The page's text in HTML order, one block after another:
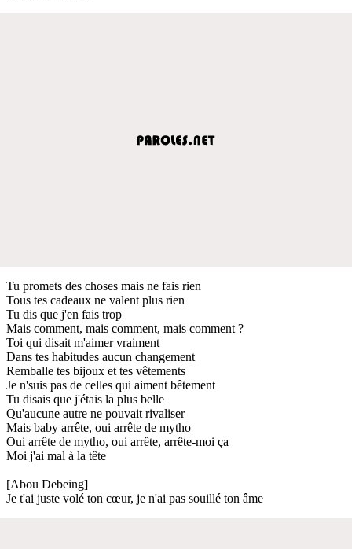
Tu promets des choses mais ne fais rien
Tous tes cadeaux ne valent plus rien
Tu dis que j'en fais trop
Mais comment, mais comment, mais comment ?
Toi qui disait m'aimer vraiment
Dans tes habitudes aucun changement
Remballe tes bijoux et tes vêtements
Je n'suis pas de celles qui aiment bêtement
Tu disais que j'étais la plus belle
Qu'aucune autre ne pouvait rivaliser
Mais baby arrête, oui arrête de mytho
Oui arrête de mytho, oui arrête, arrête-moi ça
Moi j'ai mal à la tête
[Abou Debeing]
Je t'ai juste volé ton cœur, je n'ai pas souillé ton âme